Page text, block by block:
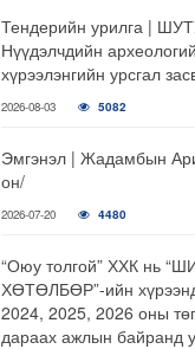
Тендерийн урилга |
Нүүдэлчдийн
хүрээлэнгийн урсгал
2026-08-03 5082
Эмгэнэл | Жадамбын
он/
2026-07-20 4480
“Оюу толгой” ХХК нь
ХӨТӨЛБӨР”-ийн
2024, 2025, 2026 оны
дараах ажлын байранд